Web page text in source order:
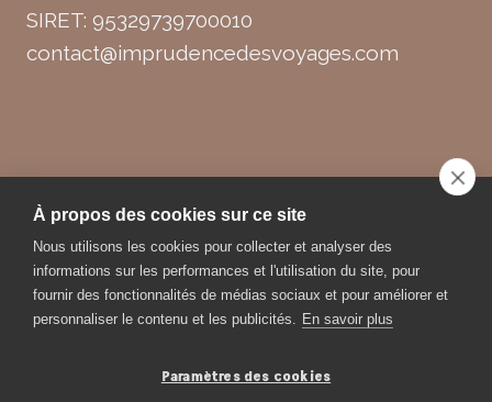
SIRET: 95329739700010
contact@imprudencedesvoyages.com
Création de Flex Media
À propos des cookies sur ce site
Nous utilisons les cookies pour collecter et analyser des
informations sur les performances et l'utilisation du site, pour
fournir des fonctionnalités de médias sociaux et pour améliorer et
personnaliser le contenu et les publicités. En savoir plus
Paramètres des cookies